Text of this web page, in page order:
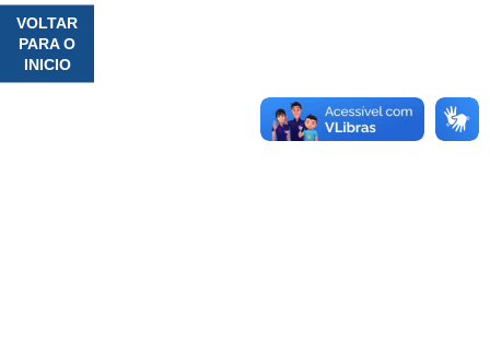
VOLTAR
PARA O
INICIO